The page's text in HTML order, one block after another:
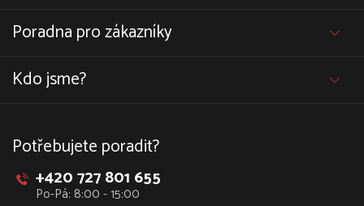
Poradna pro zákazníky
Kdo jsme?
Potřebujete poradit?
+420 727 801 655
Po-Pá: 8:00 - 15:00